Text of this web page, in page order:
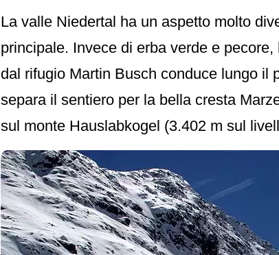
La valle Niedertal ha un aspetto molto
principale. Invece di erba verde e
dal rifugio Martin Busch conduce lungo il
separa il sentiero per la bella cresta
sul monte Hauslabkogel (3.402 m sul